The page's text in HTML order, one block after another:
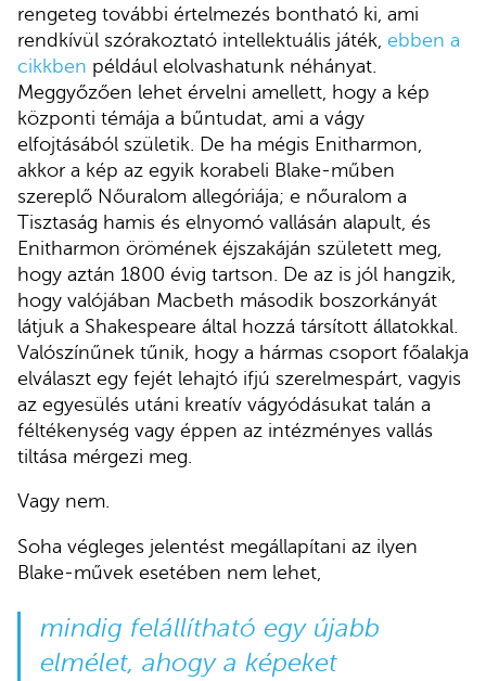
rengeteg további értelmezés bontható ki, ami
rendkívül szórakoztató intellektuális játék, ebben a
cikkben például elolvashatunk néhányat.
Meggyőzően lehet érvelni amellett, hogy a kép
központi témája a bűntudat, ami a vágy
elfojtásából születik. De ha mégis Enitharmon,
akkor a kép az egyik korabeli Blake-műben
szereplő Nőuralom allegóriája; e nőuralom a
Tisztaság hamis és elnyomó vallásán alapult, és
Enitharmon örömének éjszakáján született meg,
hogy aztán 1800 évig tartson. De az is jól hangzik,
hogy valójában Macbeth második boszorkányát
látjuk a Shakespeare által hozzá társított állatokkal.
Valószínűnek tűnik, hogy a hármas csoport főalakja
elválaszt egy fejét lehajtó ifjú szerelmespárt, vagyis
az egyesülés utáni kreatív vágyódásukat talán a
féltékenység vagy éppen az intézményes vallás
tiltása mérgezi meg.
Vagy nem.
Soha végleges jelentést megállapítani az ilyen
Blake-művek esetében nem lehet,
mindig felállítható egy újabb
elmélet, ahogy a képeket